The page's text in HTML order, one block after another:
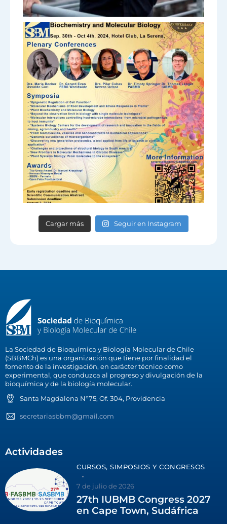
Cargar más Seguir en Instagram
La Sociedad de Bioquímica y Biología Molecular de Chile
(SBBMCh) es una organización que tiene por finalidad el
fomento de la investigación, en carácter técnico como
experimental, que conduzca al progreso y divulgación de la
bioquímica y de la biología molecular.
Santa Magdalena N°75, Of. 304, Providencia
secretariasbbm@gmail.com
Actividades
CURSOS, SIMPOSIOS Y CONGRESOS
7 de julio de 2026
27th IUBMB Congress 2027
en Cape Town, Sudáfrica